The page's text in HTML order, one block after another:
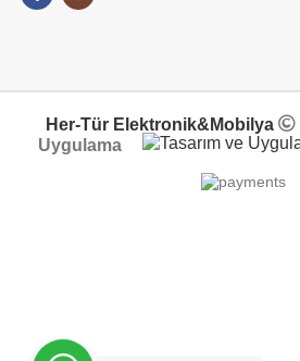
Her-Tür Elektronik&Mobilya
Uygulama